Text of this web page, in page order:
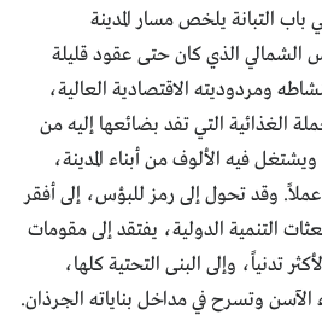
التبانة يلخص مسار المدينة
الشمالي الذي كان حتى عقود قليلة
ومردوديته الاقتصادية العالية،
الغذائية التي تفد بضائعها إليه من
فيه الألوف من أبناء المدينة،
وقد تحول إلى رمز للبؤس، إلى أفقر
التنمية الدولية، يفتقد إلى مقومات
تدنياً، وإلى البنى التحتية كلها،
الآسن وتسرح في مداخل بناياته الجرذان.